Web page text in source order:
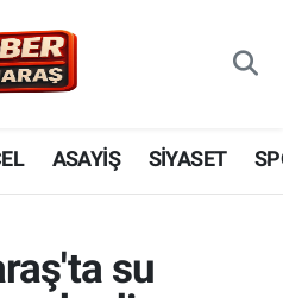
ASAYİŞ SİYASET
su
ve Fikstür